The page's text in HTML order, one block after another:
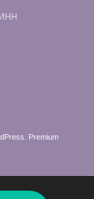
ИНН
Premium